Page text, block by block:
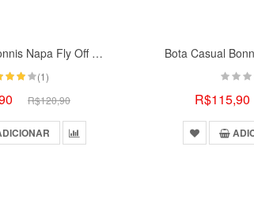
Bota Casual Bonnis Napa Fly Off White
(1)
R$120,90
Bota Casual
R$115,90